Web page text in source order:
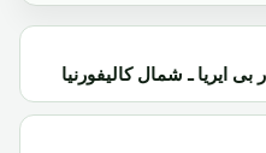
بی ایریا ـ شمال کالیفورنیا